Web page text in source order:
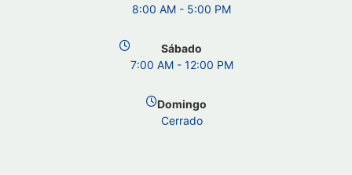
8:00 AM - 5:00 PM
Sábado
7:00 AM - 12:00 PM
Domingo
Cerrado